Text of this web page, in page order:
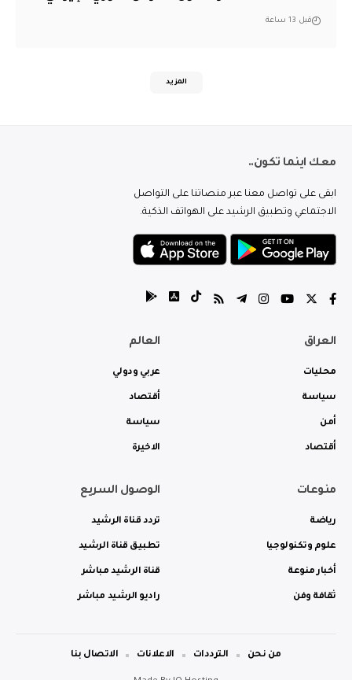
قبل 13 ساعة
المزيد
معك اينما تكون..
ابقى على تواصل معنا عبر منصاتنا على التواصل
الاجتماعي وتطبيق الرشيد على الهواتف الذكية.
العراق
محليات
سياسة
أمن
أقتصاد
العالم
عربي ودولي
أقتصاد
سياسة
الاخيرة
منوعات
رياضة
علوم وتكنولوجيا
أخبار منوعة
ثقافة وفن
الوصول السريع
تردد قناة الرشيد
تطبيق قناة الرشيد
قناة الرشيد مباشر
راديو الرشيد مباشر
من نحن الترددات الاعلانات الاتصال بنا